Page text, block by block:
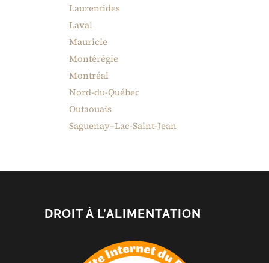
Laurentides
Laval
Mauricie
Montérégie
Montréal
Nord-du-Québec
Outaouais
Saguenay–Lac-Saint-Jean
DROIT À L’ALIMENTATION